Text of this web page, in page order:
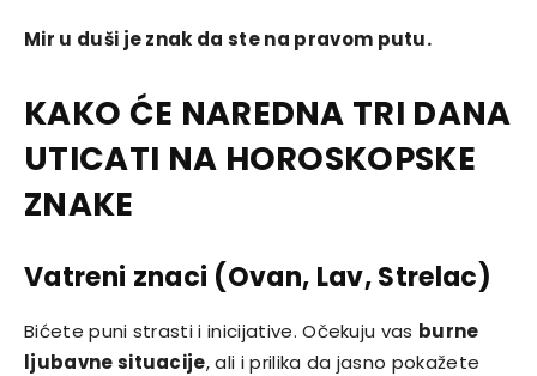
Mir u duši je znak da ste na pravom putu.
KAKO ĆE NAREDNA TRI DANA
UTICATI NA HOROSKOPSKE
ZNAKE
Vatreni znaci (Ovan, Lav, Strelac)
Bićete puni strasti i inicijative. Očekuju vas burne
ljubavne situacije, ali i prilika da jasno pokažete